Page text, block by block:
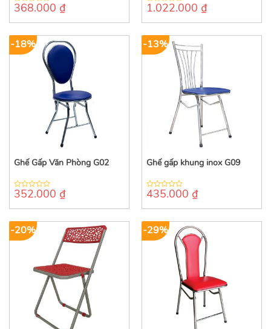
0
of
368.000 ₫
0
of
1.022.000 ₫
-18%
Ghế Gấp Văn Phòng G02
0
of
352.000 ₫
-13%
Ghế gấp khung inox G09
0
of
435.000 ₫
-20% -29%